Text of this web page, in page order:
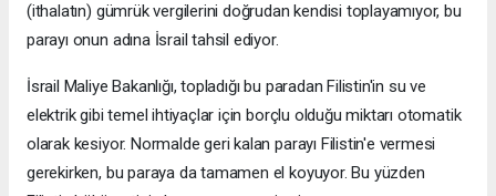
(ithalatın) gümrük vergilerini doğrudan kendisi toplayamıyor, bu
parayı onun adına İsrail tahsil ediyor.
İsrail Maliye Bakanlığı, topladığı bu paradan Filistin'in su ve
elektrik gibi temel ihtiyaçlar için borçlu olduğu miktarı otomatik
olarak kesiyor. Normalde geri kalan parayı Filistin'e vermesi
gerekirken, bu paraya da tamamen el koyuyor. Bu yüzden